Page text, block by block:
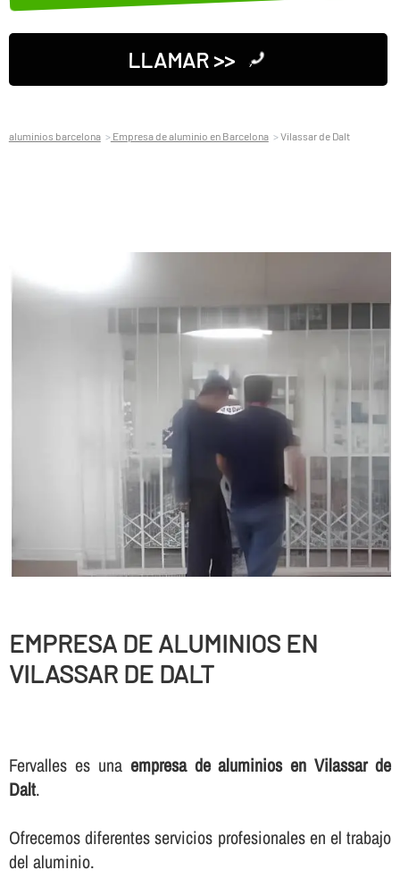
LLAMAR >>
aluminios barcelona Empresa de aluminio en Barcelona Vilassar de Dalt
EMPRESA DE ALUMINIOS EN
VILASSAR DE DALT
Fervalles es una empresa de aluminios en Vilassar de
Dalt.
Ofrecemos diferentes servicios profesionales en el trabajo
del aluminio.